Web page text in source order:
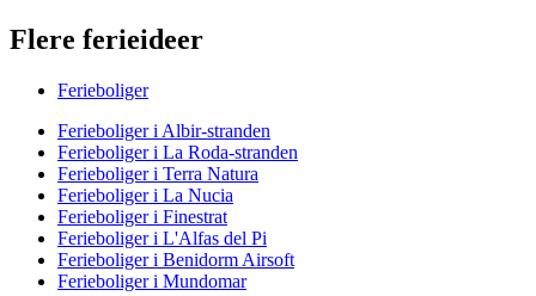
Flere ferieideer
Ferieboliger
Ferieboliger i Albir-stranden
Ferieboliger i La Roda-stranden
Ferieboliger i Terra Natura
Ferieboliger i La Nucia
Ferieboliger i Finestrat
Ferieboliger i L'Alfas del Pi
Ferieboliger i Benidorm Airsoft
Ferieboliger i Mundomar